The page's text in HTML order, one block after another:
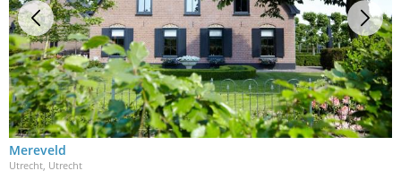
Mereveld
Utrecht, Utrecht